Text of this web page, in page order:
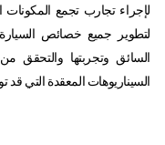
لإجراء تجارب تجمع المكونات
لتطوير جميع خصائص
السائق وتجربتها والتحقق
السيناريوهات المعقدة التي